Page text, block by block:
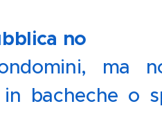
no
ma
bacheche o